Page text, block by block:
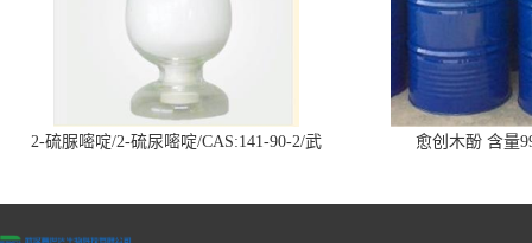
2-硫脲嘧啶/2-硫尿嘧啶/CAS:141-90-2/武
愈创木酚 含量